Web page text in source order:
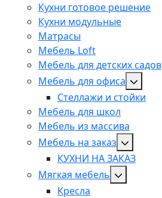
Кухни готовое решение
Кухни модульные
Матрасы
Мебель Loft
Мебель для детских садов
Мебель для офиса
Стеллажи и стойки
Мебель для школ
Мебель из массива
Мебель на заказ
КУХНИ НА ЗАКАЗ
Мягкая мебель
Кресла